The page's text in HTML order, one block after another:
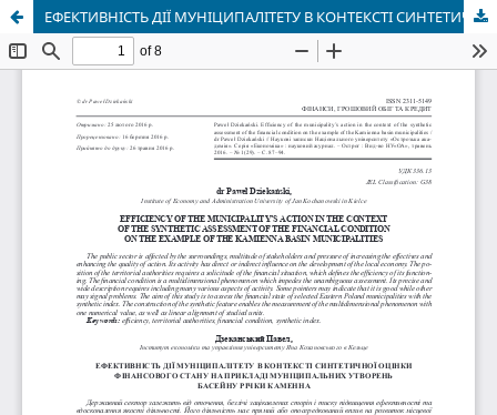
ЕФЕКТИВНІСТЬ ДІЇ МУНІЦИПАЛІТЕТУ В КОНТЕКСТІ СИНТЕТИЧНОЇ ОЦІНКИ ФІНАНСОВОГО СТАНУ НА ПРИКЛАДІ МУНІЦИПАЛЬНИХ УТВОРЕНЬ БАСЕЙНУ РІЧКИ КАМЕННА